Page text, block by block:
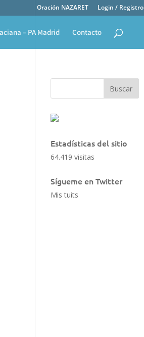
Oración NAZARET Login / Registro
– PA Madrid Contacto
Estadísticas del sitio
64.419 visitas
Sígueme en Twitter
Mis tuits